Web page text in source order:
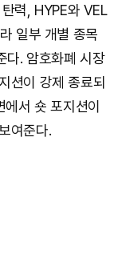
력, HYPE와 VEL
일부 개별 종목
다. 암호화폐 시장
션이 강제 종료되
서 숏 포지션이
여준다.